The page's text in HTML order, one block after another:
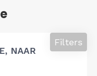
NAAR
Filters